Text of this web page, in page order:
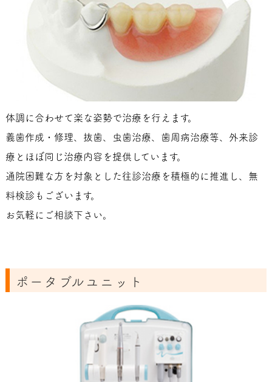
体調に合わせて楽な姿勢で治療を行えます。
義歯作成・修理、抜歯、虫歯治療、歯周病治療等、外来診
療とほぼ同じ治療内容を提供しています。
通院困難な方を対象とした往診治療を積極的に推進し、無
料検診もございます。
お気軽にご相談下さい。
ポータブルユニット